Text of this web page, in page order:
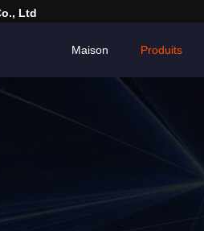
Ltd
Maison Produits